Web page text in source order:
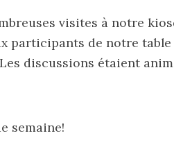
visites à notre
participants de notre
discussions étaient
semaine!